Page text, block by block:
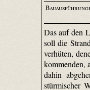
Das auf den
soll die
verhüten,
kommenden,
dahin
stürmischer